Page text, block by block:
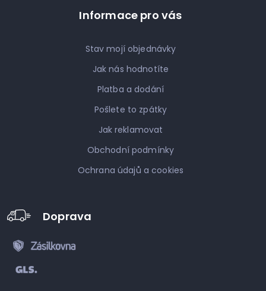
Informace pro vás
Stav mojí objednávky
Jak nás hodnotíte
Platba a dodání
Pošlete to zpátky
Jak reklamovat
Obchodní podmínky
Ochrana údajů a cookies
Doprava